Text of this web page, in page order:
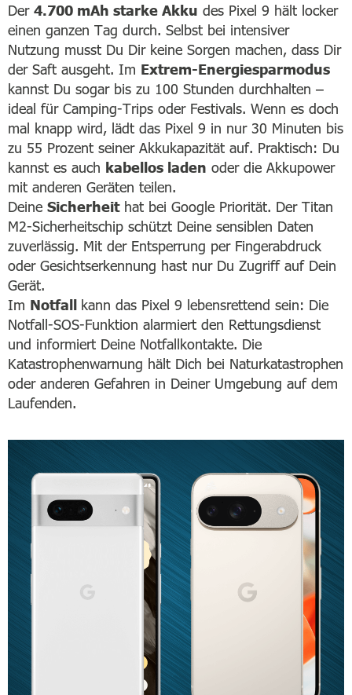
Der 4.700 mAh starke Akku des Pixel 9 hält locker
einen ganzen Tag durch. Selbst bei intensiver
Nutzung musst Du Dir keine Sorgen machen, dass Dir
der Saft ausgeht. Im Extrem-Energiesparmodus
kannst Du sogar bis zu 100 Stunden durchhalten –
ideal für Camping-Trips oder Festivals. Wenn es doch
mal knapp wird, lädt das Pixel 9 in nur 30 Minuten bis
zu 55 Prozent seiner Akkukapazität auf. Praktisch: Du
kannst es auch kabellos laden oder die Akkupower
mit anderen Geräten teilen.
Deine Sicherheithat bei Google Priorität. Der Titan
M2-Sicherheitschip schützt Deine sensiblen Daten
zuverlässig. Mit der Entsperrung per Fingerabdruck
oder Gesichtserkennung hast nur Du Zugriff auf Dein
Gerät.
Im Notfall kann das Pixel 9 lebensrettend sein: Die
Notfall-SOS-Funktion alarmiert den Rettungsdienst
und informiert Deine Notfallkontakte. Die
Katastrophenwarnung hält Dich bei Naturkatastrophen
oder anderen Gefahren in Deiner Umgebung auf dem
Laufenden.